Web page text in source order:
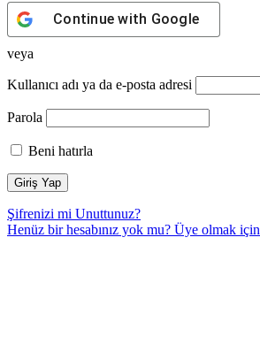
Continue with Google
veya
Kullanıcı adı ya da e-posta adresi
Parola
Beni hatırla
Şifrenizi mi Unuttunuz?
Henüz bir hesabınız yok mu? Üye olmak için